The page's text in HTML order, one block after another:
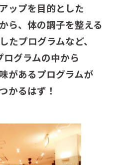
ップを目的とした
ら、 体の調子を整える
たプログラムなど、
ログラムの中から
があるプログラムが
かるはず！